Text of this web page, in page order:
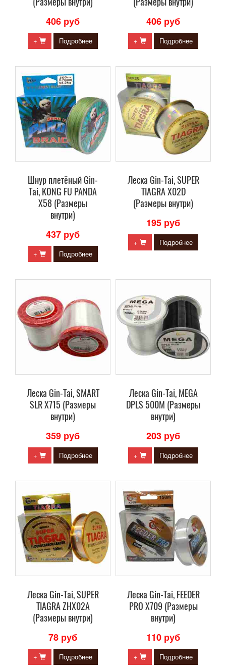
406 руб
+ Подробнее
406 руб
+ Подробнее
Шнур плетёный Gin-
Tai, KONG FU PANDA
X58 (Размеры
внутри)
437 руб
+ Подробнее
Леска Gin-Tai, SUPER
TIAGRA X02D
(Размеры внутри)
195 руб
+ Подробнее
Леска Gin-Tai, SMART
SLR X715 (Размеры
внутри)
359 руб
+ Подробнее
Леска Gin-Tai, MEGA
DPLS 500M (Размеры
внутри)
203 руб
+ Подробнее
Леска Gin-Tai, SUPER
TIAGRA ZHX02A
(Размеры внутри)
78 руб
+ Подробнее
Леска Gin-Tai, FEEDER
PRO X709 (Размеры
внутри)
110 руб
+ Подробнее